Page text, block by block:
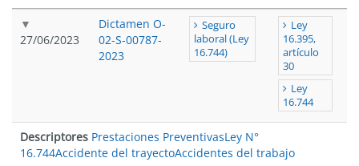
27/06/2023
Dictamen O-
02-S-00787-
2023
Seguro
laboral (Ley
16.744)
Ley
16.395,
artículo
30
Ley
16.744
Descriptores Prestaciones PreventivasLey N°
16.744Accidente del trayectoAccidentes del trabajo